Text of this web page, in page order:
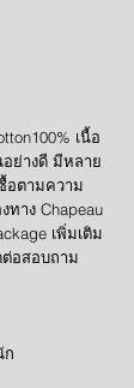
เนื้อ
ย่างดี มีหลาย
อตามความ
าง Chapeau
เพิ่มเติม
ต่อสอบถาม
ก